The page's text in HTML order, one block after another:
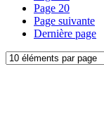
Page 20
Page suivante
Dernière page